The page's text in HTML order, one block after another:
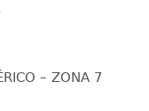
– ZONA 7